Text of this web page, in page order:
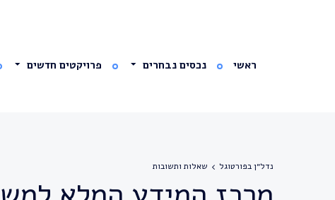
ראשי נכסים נבחרים פרויקטים חדשים
נדל״ן בפורטוגל שאלות ותשובות